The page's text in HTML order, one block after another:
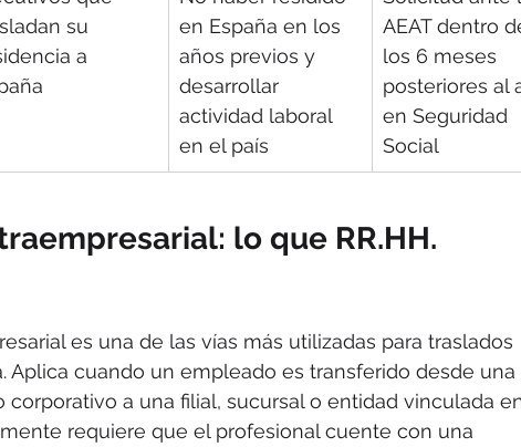
su
a
en España en los
años previos y
desarrollar
actividad laboral
en el país
AEAT dentro
los 6 meses
posteriores al
en Seguridad
Social
lo que RR.HH.
es una de las vías más utilizadas para traslados
Aplica cuando un empleado es transferido desde una
a una filial, sucursal o entidad vinculada
requiere que el profesional cuente con una